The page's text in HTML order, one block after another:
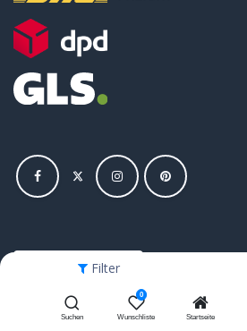
Filter
Suchen
0
Wunschliste Startseite
Vertrag widerrufen
Copyright © Hajus AG - Alle